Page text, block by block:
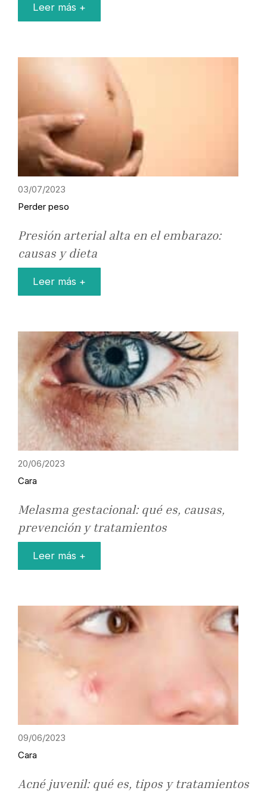
Leer más +
03/07/2023
Perder peso
Presión arterial alta en el embarazo:
causas y dieta
Leer más +
20/06/2023
Cara
Melasma gestacional: qué es, causas,
prevención y tratamientos
Leer más +
09/06/2023
Cara
Acné juvenil: qué es, tipos y tratamientos